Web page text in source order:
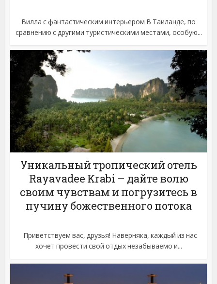
Вилла с фантастическим интерьером В Таиланде, по
сравнению с другими туристическими местами, особую...
Уникальный тропический отель
Rayavadee Krabi – дайте волю
своим чувствам и погрузитесь в
пучину божественного потока
Приветствуем вас, друзья! Наверняка, каждый из нас
хочет провести свой отдых незабываемо и...